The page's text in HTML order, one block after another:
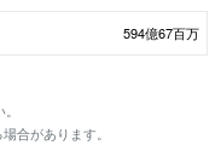
594億67百万
合があります。